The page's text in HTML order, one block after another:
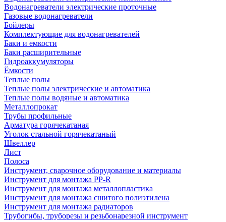
Водонагреватели электрические проточные
Газовые водонагреватели
Бойлеры
Комплектующие для водонагревателей
Баки и емкости
Баки расширительные
Гидроаккумуляторы
Ёмкости
Теплые полы
Теплые полы электрические и автоматика
Теплые полы водяные и автоматика
Металлопрокат
Трубы профильные
Арматура горячекатаная
Уголок стальной горячекатаный
Швеллер
Лист
Полоса
Инструмент, сварочное оборудование и материалы
Инструмент для монтажа PP-R
Инструмент для монтажа металлопластика
Инструмент для монтажа сшитого полиэтилена
Инструмент для монтажа радиаторов
Трубогибы, труборезы и резьбонарезной инструмент